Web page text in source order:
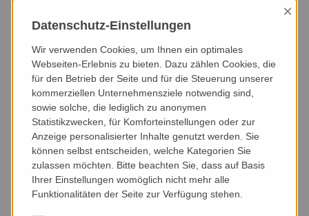
NÄCHSTER MONAT
NÄCHSTE 3 MONATE NÄCHSTE 6 MONATE DIESES JAHR
VERANSTALTUNGSART VERANSTALTUNGSORT
Keine Veranstaltungen gefunden.
Datenschutz-Einstellungen
×
Wir verwenden Cookies, um Ihnen ein optimales
Webseiten-Erlebnis zu bieten. Dazu zählen Cookies, die
für den Betrieb der Seite und für die Steuerung unserer
kommerziellen Unternehmensziele notwendig sind,
sowie solche, die lediglich zu anonymen
Statistikzwecken, für Komforteinstellungen oder zur
Anzeige personalisierter Inhalte genutzt werden. Sie
können selbst entscheiden, welche Kategorien Sie
zulassen möchten. Bitte beachten Sie, dass auf Basis
Ihrer Einstellungen womöglich nicht mehr alle
Funktionalitäten der Seite zur Verfügung stehen.